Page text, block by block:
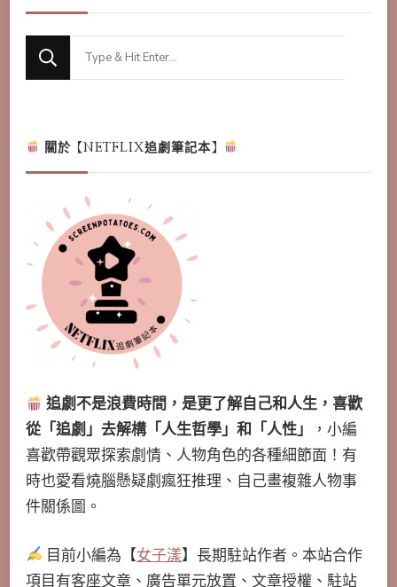
Looking
關於【NETFLIX追劇筆記本】
追劇不是浪費時間，是更了解自己和人生，喜歡
從「追劇」去解構「人生哲學」和「人性」
，小編
喜歡帶觀眾探索劇情、人物角色的各種細節面！有
時也愛看燒腦懸疑劇瘋狂推理、自己畫複雜人物事
件關係圖。
目前小編為【女子漾】長期駐站作者。本站合作
項目有客座文章、廣告單元放置、文章授權、駐站